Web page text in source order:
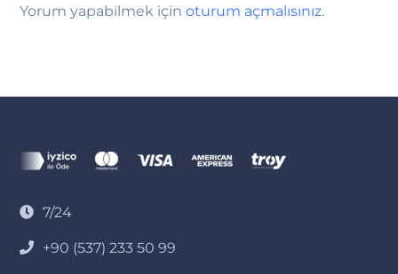
Yorum yapabilmek içinoturum açmalısınız.
7/24
+90 (537) 233 50 99